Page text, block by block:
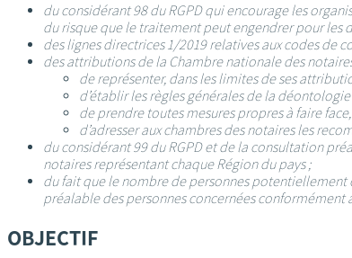
du considérant 98 du RGPD qui encourage les
du risque que le traitement peut engendrer pour les
des lignes directrices 1/2019 relatives aux codes de
des attributions de la Chambre nationale des
de représenter, dans les limites de ses
d’établir les règles générales de la
de prendre toutes mesures propres à faire
d’adresser aux chambres des notaires les
du considérant 99 du RGPD et de la consultation
notaires représentant chaque Région du pays ;
du fait que le nombre de personnes
préalable des personnes concernées conformément
OBJECTIF